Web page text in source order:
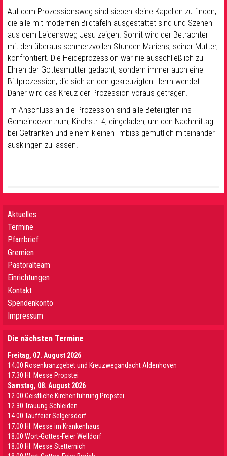
Auf dem Prozessionsweg sind sieben kleine Kapellen zu finden,
die alle mit modernen Bildtafeln ausgestattet sind und Szenen
aus dem Leidensweg Jesu zeigen. Somit wird der Betrachter
mit den überaus schmerzvollen Stunden Mariens, seiner Mutter,
konfrontiert. Die Heideprozession war nie ausschließlich zu
Ehren der Gottesmutter gedacht, sondern immer auch eine
Bittprozession, die sich an den gekreuzigten Herrn wendet.
Daher wird das Kreuz der Prozession voraus getragen.
Im Anschluss an die Prozession sind alle Beteiligten ins
Gemeindezentrum, Kirchstr. 4, eingeladen, um den Nachmittag
bei Getränken und einem kleinen Imbiss gemütlich miteinander
ausklingen zu lassen.
Aktuelles
Termine
Pfarrbrief
Gremien
Pastoralteam
Einrichtungen
Kontakt
Spendenkonto
Impressum
Die nächsten Termine
Freitag, 07. August 2026
14.00 Rosenkranzgebet und Kreuzwegandacht Aldenhoven
17.30 Hl. Messe Propstei
Samstag, 08. August 2026
12.00 Geistliche Kirchenführung Propstei
12.30 Trauung Schleiden
14.00 Tauffeier Selgersdorf
17.00 Hl. Messe im Krankenhaus
18.00 Wort-Gottes-Feier Welldorf
18.00 Hl. Messe Stetternich